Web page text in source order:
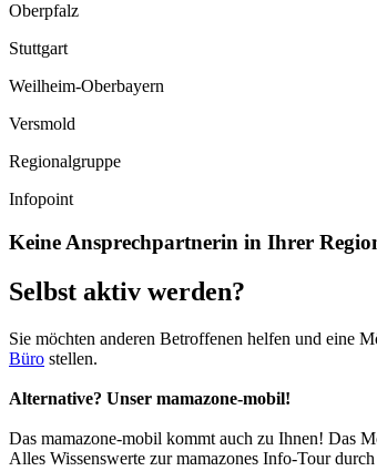
Oberpfalz
Stuttgart
Weilheim-Oberbayern
Versmold
Regionalgruppe
Infopoint
Keine Ansprechpartnerin in Ihrer
Selbst aktiv werden?
Sie möchten anderen Betroffenen helfen und eine
Büro stellen.
Alternative? Unser mamazone-mobil!
Das mamazone-mobil kommt auch zu Ihnen! Das
Alles Wissenswerte zur mamazones Info-Tour